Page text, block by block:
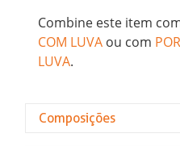
Combine este item
COM LUVA ou com
LUVA.
Composições